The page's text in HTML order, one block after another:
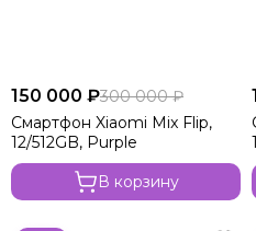
150 000 ₽300 000 ₽
Смартфон Xiaomi Mix Flip,
12/512GB, Purple
В корзину